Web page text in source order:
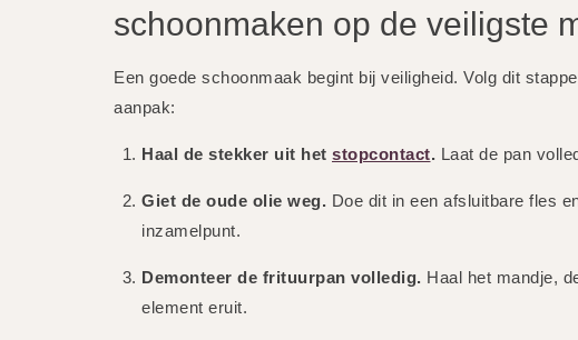
schoonmaken op de veiligste
Een goede schoonmaak begint bij veiligheid. Volg dit
aanpak:
Haal de stekker uit het stopcontact. Laat de pan
Giet de oude olie weg. Doe dit in een afsluitbare fles
inzamelpunt.
Demonteer de frituurpan volledig. Haal het mandje,
element eruit.